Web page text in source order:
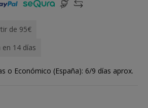
de 95€
14 días
o Económico (España): 6/9 días aprox.